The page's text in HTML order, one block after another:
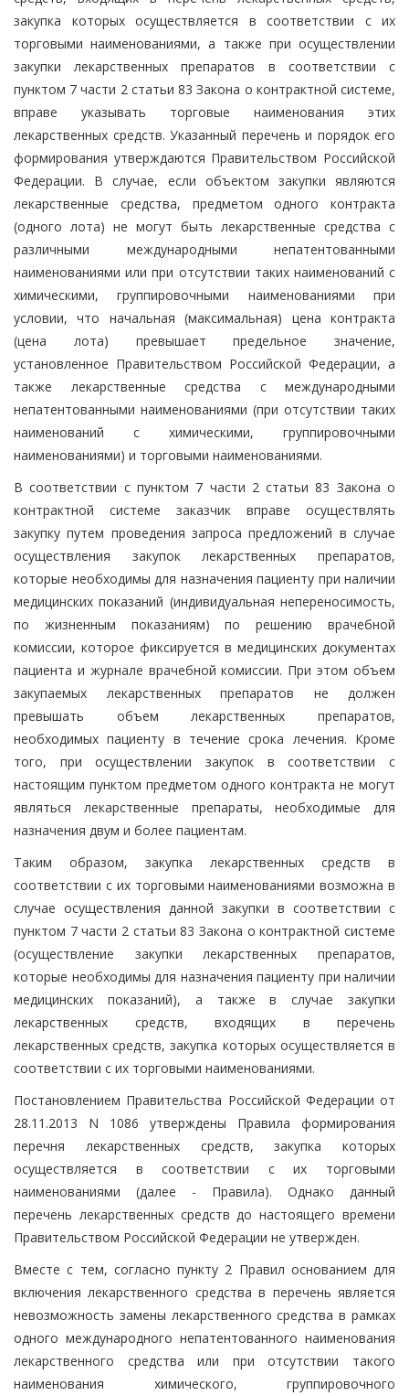
закупка которых осуществляется в соответствии с их
торговыми наименованиями, а также при осуществлении
закупки лекарственных препаратов в соответствии с
пунктом 7 части 2 статьи 83 Закона о контрактной системе,
вправе указывать торговые наименования этих
лекарственных средств. Указанный перечень и порядок его
формирования утверждаются Правительством Российской
Федерации. В случае, если объектом закупки являются
лекарственные средства, предметом одного контракта
(одного лота) не могут быть лекарственные средства с
различными международными непатентованными
наименованиями или при отсутствии таких наименований с
химическими, группировочными наименованиями при
условии, что начальная (максимальная) цена контракта
(цена лота) превышает предельное значение,
установленное Правительством Российской Федерации, а
также лекарственные средства с международными
непатентованными наименованиями (при отсутствии таких
наименований с химическими, группировочными
наименованиями) и торговыми наименованиями.
В соответствии с пунктом 7 части 2 статьи 83 Закона о
контрактной системе заказчик вправе осуществлять
закупку путем проведения запроса предложений в случае
осуществления закупок лекарственных препаратов,
которые необходимы для назначения пациенту при наличии
медицинских показаний (индивидуальная непереносимость,
по жизненным показаниям) по решению врачебной
комиссии, которое фиксируется в медицинских документах
пациента и журнале врачебной комиссии. При этом объем
закупаемых лекарственных препаратов не должен
превышать объем лекарственных препаратов,
необходимых пациенту в течение срока лечения. Кроме
того, при осуществлении закупок в соответствии с
настоящим пунктом предметом одного контракта не могут
являться лекарственные препараты, необходимые для
назначения двум и более пациентам.
Таким образом, закупка лекарственных средств в
соответствии с их торговыми наименованиями возможна в
случае осуществления данной закупки в соответствии с
пунктом 7 части 2 статьи 83 Закона о контрактной системе
(осуществление закупки лекарственных препаратов,
которые необходимы для назначения пациенту при наличии
медицинских показаний), а также в случае закупки
лекарственных средств, входящих в перечень
лекарственных средств, закупка которых осуществляется в
соответствии с их торговыми наименованиями.
Постановлением Правительства Российской Федерации от
28.11.2013 N 1086 утверждены Правила формирования
перечня лекарственных средств, закупка которых
осуществляется в соответствии с их торговыми
наименованиями (далее - Правила). Однако данный
перечень лекарственных средств до настоящего времени
Правительством Российской Федерации не утвержден.
Вместе с тем, согласно пункту 2 Правил основанием для
включения лекарственного средства в перечень является
невозможность замены лекарственного средства в рамках
одного международного непатентованного наименования
лекарственного средства или при отсутствии такого
наименования химического, группировочного